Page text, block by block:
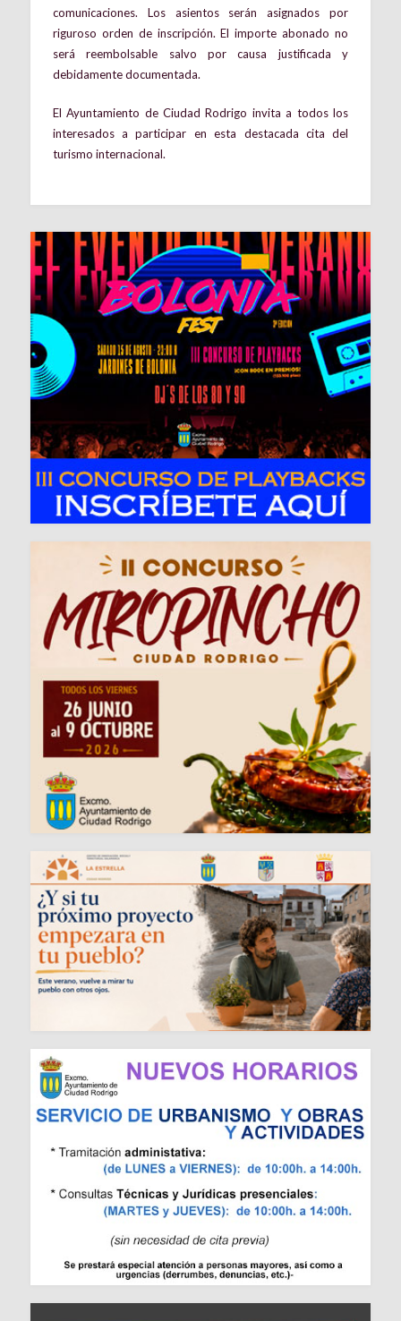
comunicaciones. Los asientos serán asignados por
riguroso orden de inscripción. El importe abonado no
será reembolsable salvo por causa justificada y
debidamente documentada.
El Ayuntamiento de Ciudad Rodrigo invita a todos los
interesados a participar en esta destacada cita del
turismo internacional.